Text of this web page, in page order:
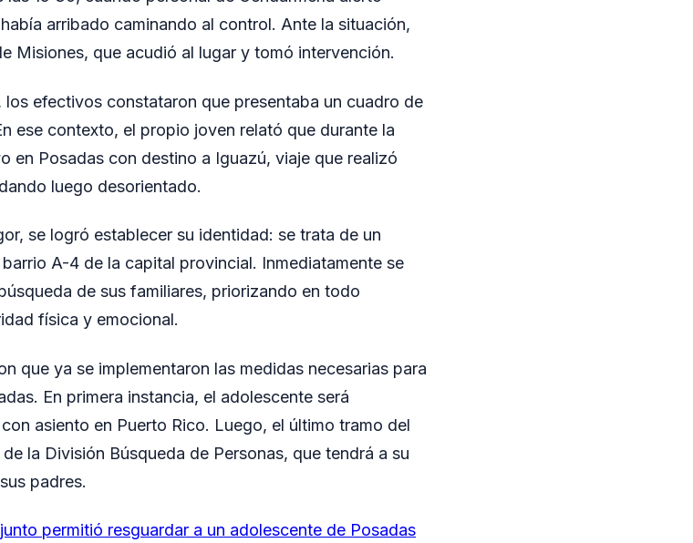
arribado caminando al control. Ante la situación,
Misiones, que acudió al lugar y tomó intervención.
efectivos constataron que presentaba un cuadro de
ese contexto, el propio joven relató que durante la
en Posadas con destino a Iguazú, viaje que realizó
luego desorientado.
se logró establecer su identidad: se trata de un
A-4 de la capital provincial. Inmediatamente se
de sus familiares, priorizando en todo
física y emocional.
que ya se implementaron las medidas necesarias para
En primera instancia, el adolescente será
asiento en Puerto Rico. Luego, el último tramo del
la División Búsqueda de Personas, que tendrá a su
padres.
permitió resguardar a un adolescente de Posadas